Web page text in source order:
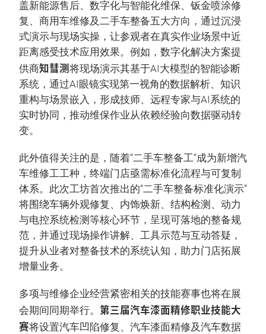
盖新能源售后、数字化与智能化维保、钣金喷涂修
复、商用车维修及二手车整备五大方向，通过沉浸
式演示与现场实操，让参观者在真实作业场景中近
距离感受技术应用效果。例如，数字化解决方案提
供商知彗测将现场演示其基于AI大模型的智能诊断
系统，通过AI眼镜实现第一视角的数据解析、知识
重构与场景嵌入，形成技师、远程专家与AI系统的
实时协同，推动维保作业从依赖经验向数据驱动转
变。
此外值得关注的是，随着“二手车整备工”成为新增汽
车维修工工种，终端门店亟需标准化流程与可复制
体系。此次工坊首次推出的“二手车整备标准化演示”
将围绕车辆外观修复、内饰焕新、结构检测、动力
与电控系统检测等核心环节，呈现可落地的整备规
范，并通过现场操作讲解、工具示范与互动答疑，
提升从业者对整备技术的系统认知，助力门店拓展
增量业务。
多项与维修企业经营紧密相关的技能赛事也将在展
会期间同期举行。 第三届汽车漆面精修职业技能大
赛将设置汽车凹陷修复、汽车漆面精修及汽车数据